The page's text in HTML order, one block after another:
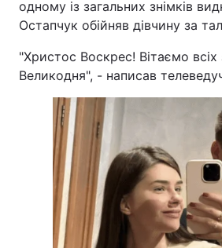
одному із загальних знімків
Остапчук обійняв дівчину за
"Христос Воскрес! Вітаємо всіх
Великодня", - написав